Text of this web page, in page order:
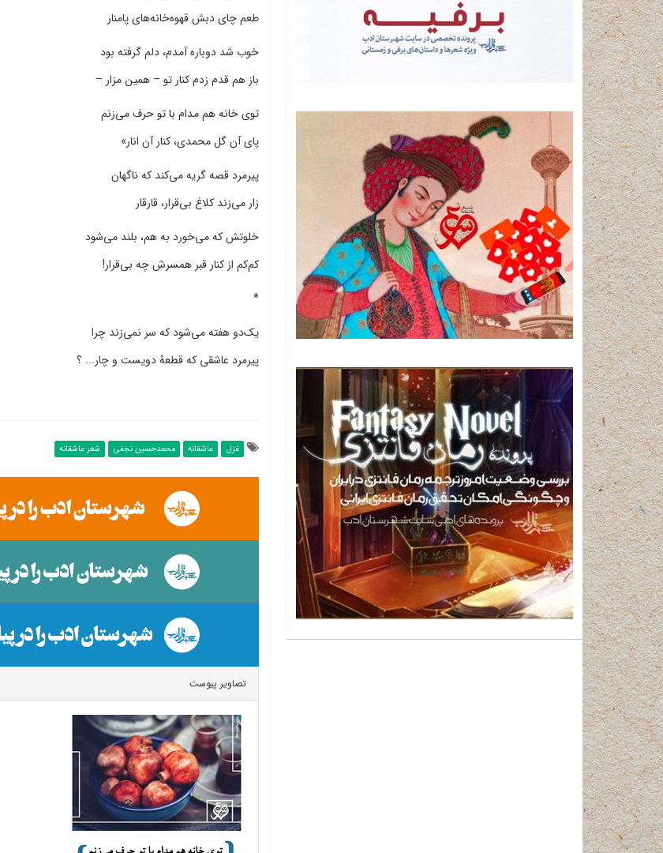
طعم چای دبش قهوه‌خانه‌های پامنار
خوب شد دوباره آمدم، دلم گرفته بود
باز هم قدم زدم کنار تو – همین مزار –
توی خانه هم مدام با تو حرف می‌زنم
پای آن گل محمدی، کنار آن انار»
پیرمرد قصه گریه می‌کند که ناگهان
زار می‌زند کلاغ بی‌قرار، قارقار
خلوتش که می‌خورد به هم، بلند می‌شود
کم‌کم از کنار قبر همسرش چه بی‌قرار!
*
یک‌دو هفته می‌شود که سر نمی‌زند چرا
پیرمرد عاشقی که قطعۀ دویست و چار... ؟
غزل عاشقانه محمدحسین نجفی شعر عاشقانه
تصاویر پیوست